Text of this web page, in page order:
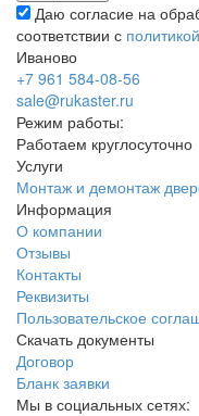
Даю согласие на
соответствии с
Иваново
+7 961 584-08-56
sale@rukaster.ru
Режим работы:
Работаем круглосуточно
Услуги
Монтаж и демонтаж
Информация
О компании
Отзывы
Контакты
Реквизиты
Пользовательское
Скачать документы
Договор
Бланк заявки
Мы в социальных сетях: